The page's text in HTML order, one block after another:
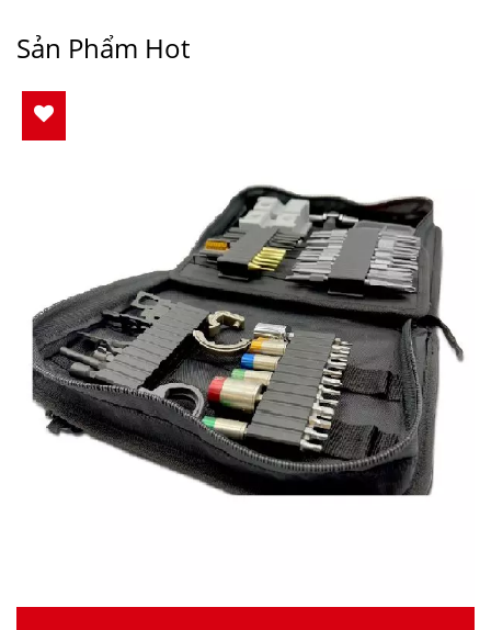
Sản Phẩm Hot